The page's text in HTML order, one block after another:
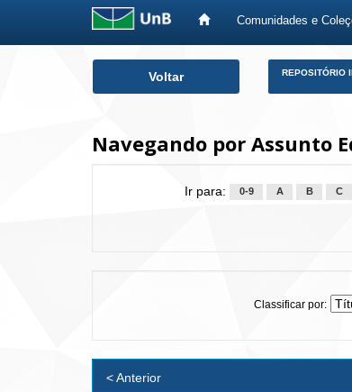
Comunidades e
Voltar REPOSITÓRIO
Navegando por Assunto
Ir para: 0-9 A B C
Classificar por:
< Anterior